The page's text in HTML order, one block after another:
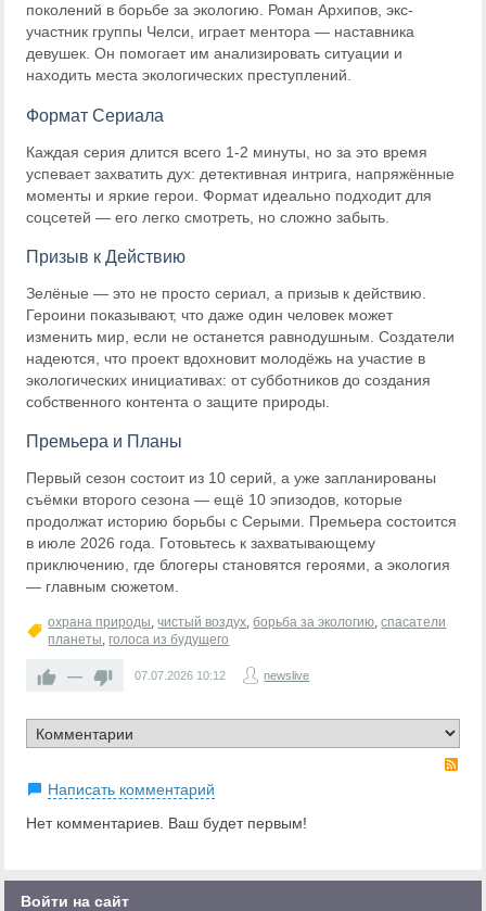
поколений в борьбе за экологию. Роман Архипов, экс-
участник группы Челси, играет ментора — наставника
девушек. Он помогает им анализировать ситуации и
находить места экологических преступлений.
Формат Сериала
Каждая серия длится всего 1-2 минуты, но за это время
успевает захватить дух: детективная интрига, напряжённые
моменты и яркие герои. Формат идеально подходит для
соцсетей — его легко смотреть, но сложно забыть.
Призыв к Действию
Зелёные — это не просто сериал, а призыв к действию.
Героини показывают, что даже один человек может
изменить мир, если не останется равнодушным. Создатели
надеются, что проект вдохновит молодёжь на участие в
экологических инициативах: от субботников до создания
собственного контента о защите природы.
Премьера и Планы
Первый сезон состоит из 10 серий, а уже запланированы
съёмки второго сезона — ещё 10 эпизодов, которые
продолжат историю борьбы с Серыми. Премьера состоится
в июле 2026 года. Готовьтесь к захватывающему
приключению, где блогеры становятся героями, а экология
— главным сюжетом.
охрана природы,чистый воздух,борьба за экологию,спасатели
планеты, голоса из будущего
— 07.07.2026 10:12 newslive
Написать комментарий
Нет комментариев. Ваш будет первым!
Войти на сайт